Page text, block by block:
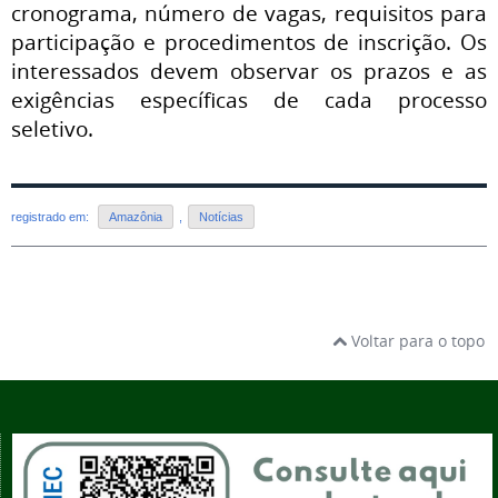
cronograma, número de vagas, requisitos para
participação e procedimentos de inscrição. Os
interessados devem observar os prazos e as
exigências específicas de cada processo
seletivo.
registrado em: Amazônia Notícias
Voltar para o topo